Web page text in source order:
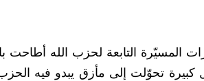
المسيّرة التابعة لحزب الله أطاحت
كبيرة تحوّلت إلى مأزق يبدو فيه